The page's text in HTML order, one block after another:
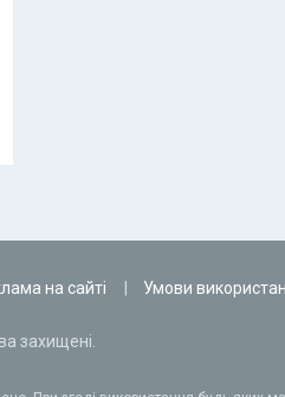
на сайті Умови
захищені.